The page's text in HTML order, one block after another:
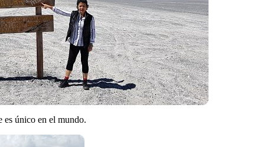
es único en el mundo.